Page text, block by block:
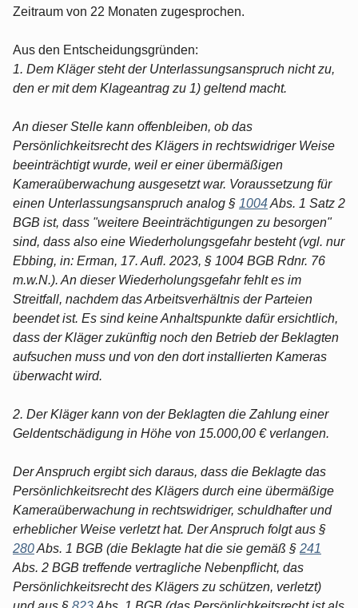
Zeitraum von 22 Monaten zugesprochen.
Aus den Entscheidungsgründen:
1. Dem Kläger steht der Unterlassungsanspruch nicht zu,
den er mit dem Klageantrag zu 1) geltend macht.
An dieser Stelle kann offenbleiben, ob das
Persönlichkeitsrecht des Klägers in rechtswidriger Weise
beeinträchtigt wurde, weil er einer übermäßigen
Kameraüberwachung ausgesetzt war. Voraussetzung für
einen Unterlassungsanspruch analog § 1004Abs. 1 Satz 2
BGB ist, dass "weitere Beeinträchtigungen zu besorgen"
sind, dass also eine Wiederholungsgefahr besteht (vgl. nur
Ebbing, in: Erman, 17. Aufl. 2023, § 1004 BGB Rdnr. 76
m.w.N.). An dieser Wiederholungsgefahr fehlt es im
Streitfall, nachdem das Arbeitsverhältnis der Parteien
beendet ist. Es sind keine Anhaltspunkte dafür ersichtlich,
dass der Kläger zukünftig noch den Betrieb der Beklagten
aufsuchen muss und von den dort installierten Kameras
überwacht wird.
2. Der Kläger kann von der Beklagten die Zahlung einer
Geldentschädigung in Höhe von 15.000,00 € verlangen.
Der Anspruch ergibt sich daraus, dass die Beklagte das
Persönlichkeitsrecht des Klägers durch eine übermäßige
Kameraüberwachung in rechtswidriger, schuldhafter und
erheblicher Weise verletzt hat. Der Anspruch folgt aus §
280Abs. 1 BGB (die Beklagte hat die sie gemäß § 241
Abs. 2 BGB treffende vertragliche Nebenpflicht, das
Persönlichkeitsrecht des Klägers zu schützen, verletzt)